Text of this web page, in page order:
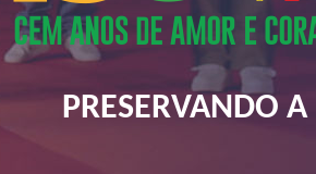
PRESERVANDO A